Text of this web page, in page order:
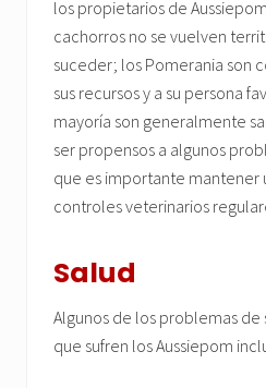
los propietarios de
cachorros no se vuelven
suceder; los Pomerania son
sus recursos y a su persona
mayoría son generalmente
ser propensos a algunos
que es importante mantener
controles veterinarios
Salud
Algunos de los problemas de
que sufren los Aussiepom